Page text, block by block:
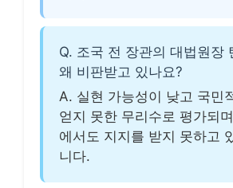
Q. 조국 전 장관의 대법원장
왜 비판받고 있나요?
A. 실현 가능성이 낮고 국민
얻지 못한 무리수로 평가되
에서도 지지를 받지 못하고
니다.